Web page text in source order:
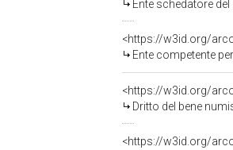
Ente schedatore
<https://w3id.org/
Ente competente per tutela del
<https://w3id.org/
Dritto del bene
<https://w3id.org/